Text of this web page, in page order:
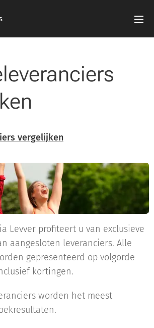
vergelijken
Levver profiteert u van exclusieve
aangesloten leveranciers. Alle
gepresenteerd op volgorde
kortingen.
worden het meest